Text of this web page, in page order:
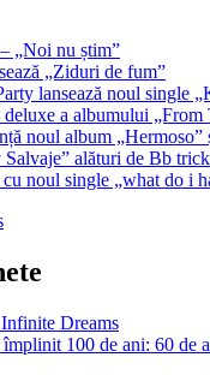
„Noi nu știm”
„Ziduri de fum”
lansează noul single
a albumului „From
noul album „Hermoso”
Salvaje” alături de Bb
noul single „what do i
Dreams
100 de ani: 60 de